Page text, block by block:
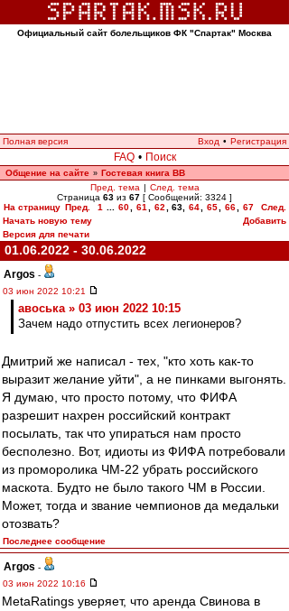
Официальный сайт болельщиков ФК "Спартак" Москва
Полная версия Вход • Регистрация
FAQ • Поиск
Общение на сайте » Гостевая книга ВВ
Пред. тема | След. тема
Страница 63 из 67 [ Сообщений: 3324 ]
На страницу Пред. 1 60 61 62 63, 64 65 66 67
След.
Начать новую тему
Добавить
Версия для печати
01.06.2022 - 30.06.2022
Argos -
03 июн 2022 10:21
авоська » 03 июн 2022 10:15
Зачем надо отпустить всех легионеров?
Дмитрий же написал - тех, "кто хоть как-то
выразит желание уйти", а не пинками выгонять.
Я думаю, что просто потому, что ФИФА
разрешит нахрен российский контракт
посылать, так что упираться нам просто
бесполезно. Вот, идиоты из ФИФА потребовали
из проморолика ЧМ-22 убрать российского
маскота. Будто не было такого ЧМ в России.
Может, тогда и звание чемпионов да медальки
отозвать?
Последнее сообщение
Argos -
03 июн 2022 10:16
MetaRatings уверяет, что аренда Свинова в